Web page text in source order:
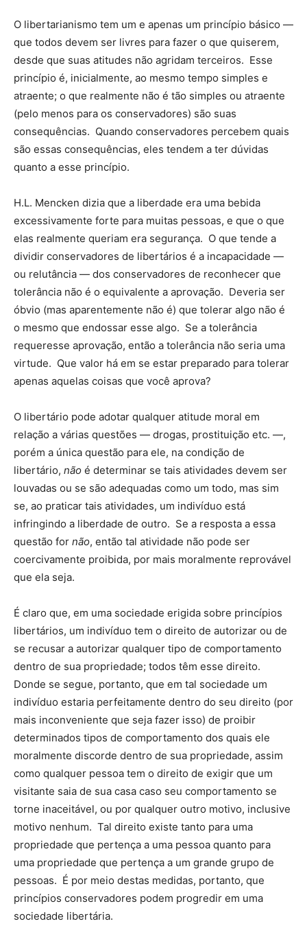
O libertarianismo tem um e apenas um princípio básico —
que todos devem ser livres para fazer o que quiserem,
desde que suas atitudes não agridam terceiros. Esse
princípio é, inicialmente, ao mesmo tempo simples e
atraente; o que realmente não é tão simples ou atraente
(pelo menos para os conservadores) são suas
consequências. Quando conservadores percebem quais
são essas consequências, eles tendem a ter dúvidas
quanto a esse princípio.
H.L. Mencken dizia que a liberdade era uma bebida
excessivamente forte para muitas pessoas, e que o que
elas realmente queriam era segurança. O que tende a
dividir conservadores de libertários é a incapacidade —
ou relutância — dos conservadores de reconhecer que
tolerância não é o equivalente a aprovação. Deveria ser
óbvio (mas aparentemente não é) que tolerar algo não é
o mesmo que endossar esse algo. Se a tolerância
requeresse aprovação, então a tolerância não seria uma
virtude. Que valor há em se estar preparado para tolerar
apenas aquelas coisas que você aprova?
O libertário pode adotar qualquer atitude moral em
relação a várias questões — drogas, prostituição etc. —,
porém a única questão para ele, na condição de
libertário, não é determinar se tais atividades devem ser
louvadas ou se são adequadas como um todo, mas sim
se, ao praticar tais atividades, um indivíduo está
infringindo a liberdade de outro. Se a resposta a essa
questão for não, então tal atividade não pode ser
coercivamente proibida, por mais moralmente reprovável
que ela seja.
É claro que, em uma sociedade erigida sobre princípios
libertários, um indivíduo tem o direito de autorizar ou de
se recusar a autorizar qualquer tipo de comportamento
dentro de sua propriedade; todos têm esse direito.
Donde se segue, portanto, que em tal sociedade um
indivíduo estaria perfeitamente dentro do seu direito (por
mais inconveniente que seja fazer isso) de proibir
determinados tipos de comportamento dos quais ele
moralmente discorde dentro de sua propriedade, assim
como qualquer pessoa tem o direito de exigir que um
visitante saia de sua casa caso seu comportamento se
torne inaceitável, ou por qualquer outro motivo, inclusive
motivo nenhum. Tal direito existe tanto para uma
propriedade que pertença a uma pessoa quanto para
uma propriedade que pertença a um grande grupo de
pessoas. É por meio destas medidas, portanto, que
princípios conservadores podem progredir em uma
sociedade libertária.